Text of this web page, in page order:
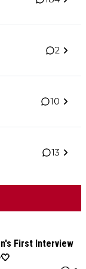
2
10
13
First Interview